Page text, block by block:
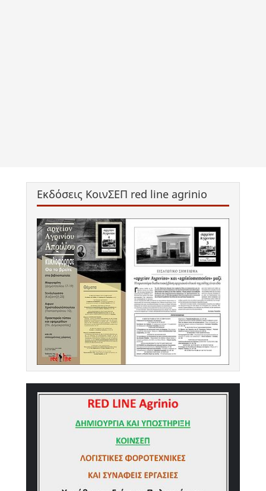
Εκδόσεις ΚοινΣΕΠ red line agrinio